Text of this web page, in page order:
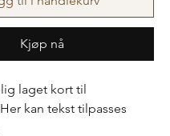
Kjøp nå
laget kort til
kan tekst tilpasses